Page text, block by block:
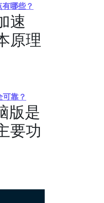
哪些？
速
原理
靠？
版是
要功